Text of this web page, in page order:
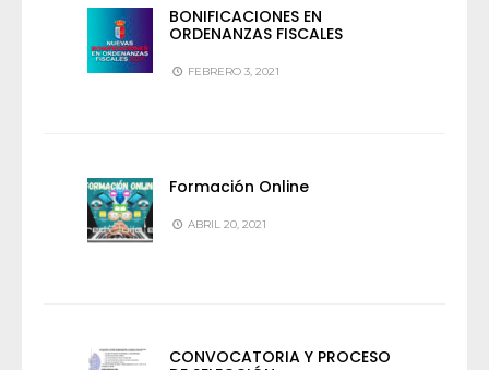
BONIFICACIONES EN
ORDENANZAS FISCALES
FEBRERO 3, 2021
Formación Online
ABRIL 20, 2021
CONVOCATORIA Y PROCESO